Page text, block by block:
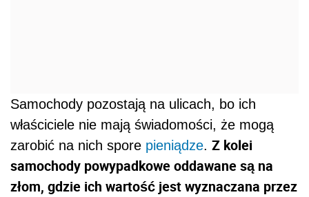
Samochody pozostają na ulicach, bo ich
właściciele nie mają świadomości, że mogą
zarobić na nich spore pieniądze. Z kolei
samochody powypadkowe oddawane są na
złom, gdzie ich wartość jest wyznaczana przez